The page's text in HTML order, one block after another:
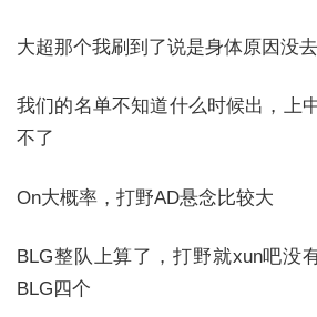
大超那个我刷到了说是身体原因没去
我们的名单不知道什么时候出，上
不了
On大概率，打野AD悬念比较大
BLG整队上算了，打野就xun吧没
BLG四个